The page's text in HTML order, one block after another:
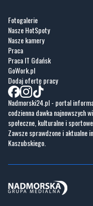
Fotogalerie
Nasze HotSpoty
Nasze kamery
Praca
Praca IT Gdańsk
GoWork.pl
Dodaj ofertę pracy
Nadmorski24.pl - portal
codzienna dawka najnowszych
społeczne, kulturalne i
Zawsze sprawdzone i aktualne
Kaszubskiego.